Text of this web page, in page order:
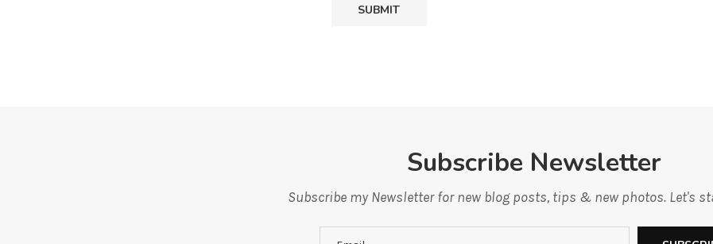
Subscribe Newsletter
Subscribe my Newsletter for new blog posts, tips & new photos. Let's